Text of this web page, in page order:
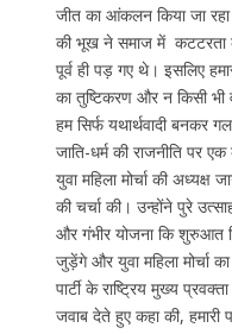
जीत का आंकलन किया जा
की भूख ने समाज में कटटरता
पूर्व ही पड़ गए थे। इसलिए
का तुष्टिकरण और न किसी भी
हम सिर्फ यथार्थवादी बनकर
जाति-धर्म की राजनीति पर एक
युवा महिला मोर्चा की अध्यक्ष
की चर्चा की। उन्होंने पुरे
और गंभीर योजना कि शुरुआत
जुड़ेंगे और युवा महिला मोर्चा
पार्टी के राष्ट्रिय मुख्य
जवाब देते हुए कहा की, हमारी